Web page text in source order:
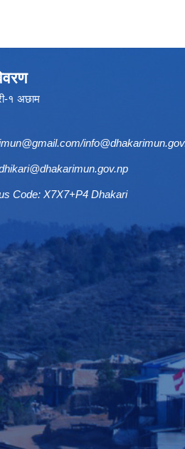
१ अछाम
/
Code: X7X7+P4 Dhakari